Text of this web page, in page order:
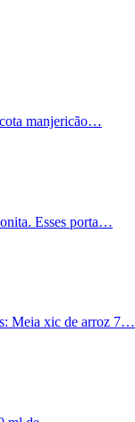
manjericão…
Esses porta…
Meia xic de arroz 7…